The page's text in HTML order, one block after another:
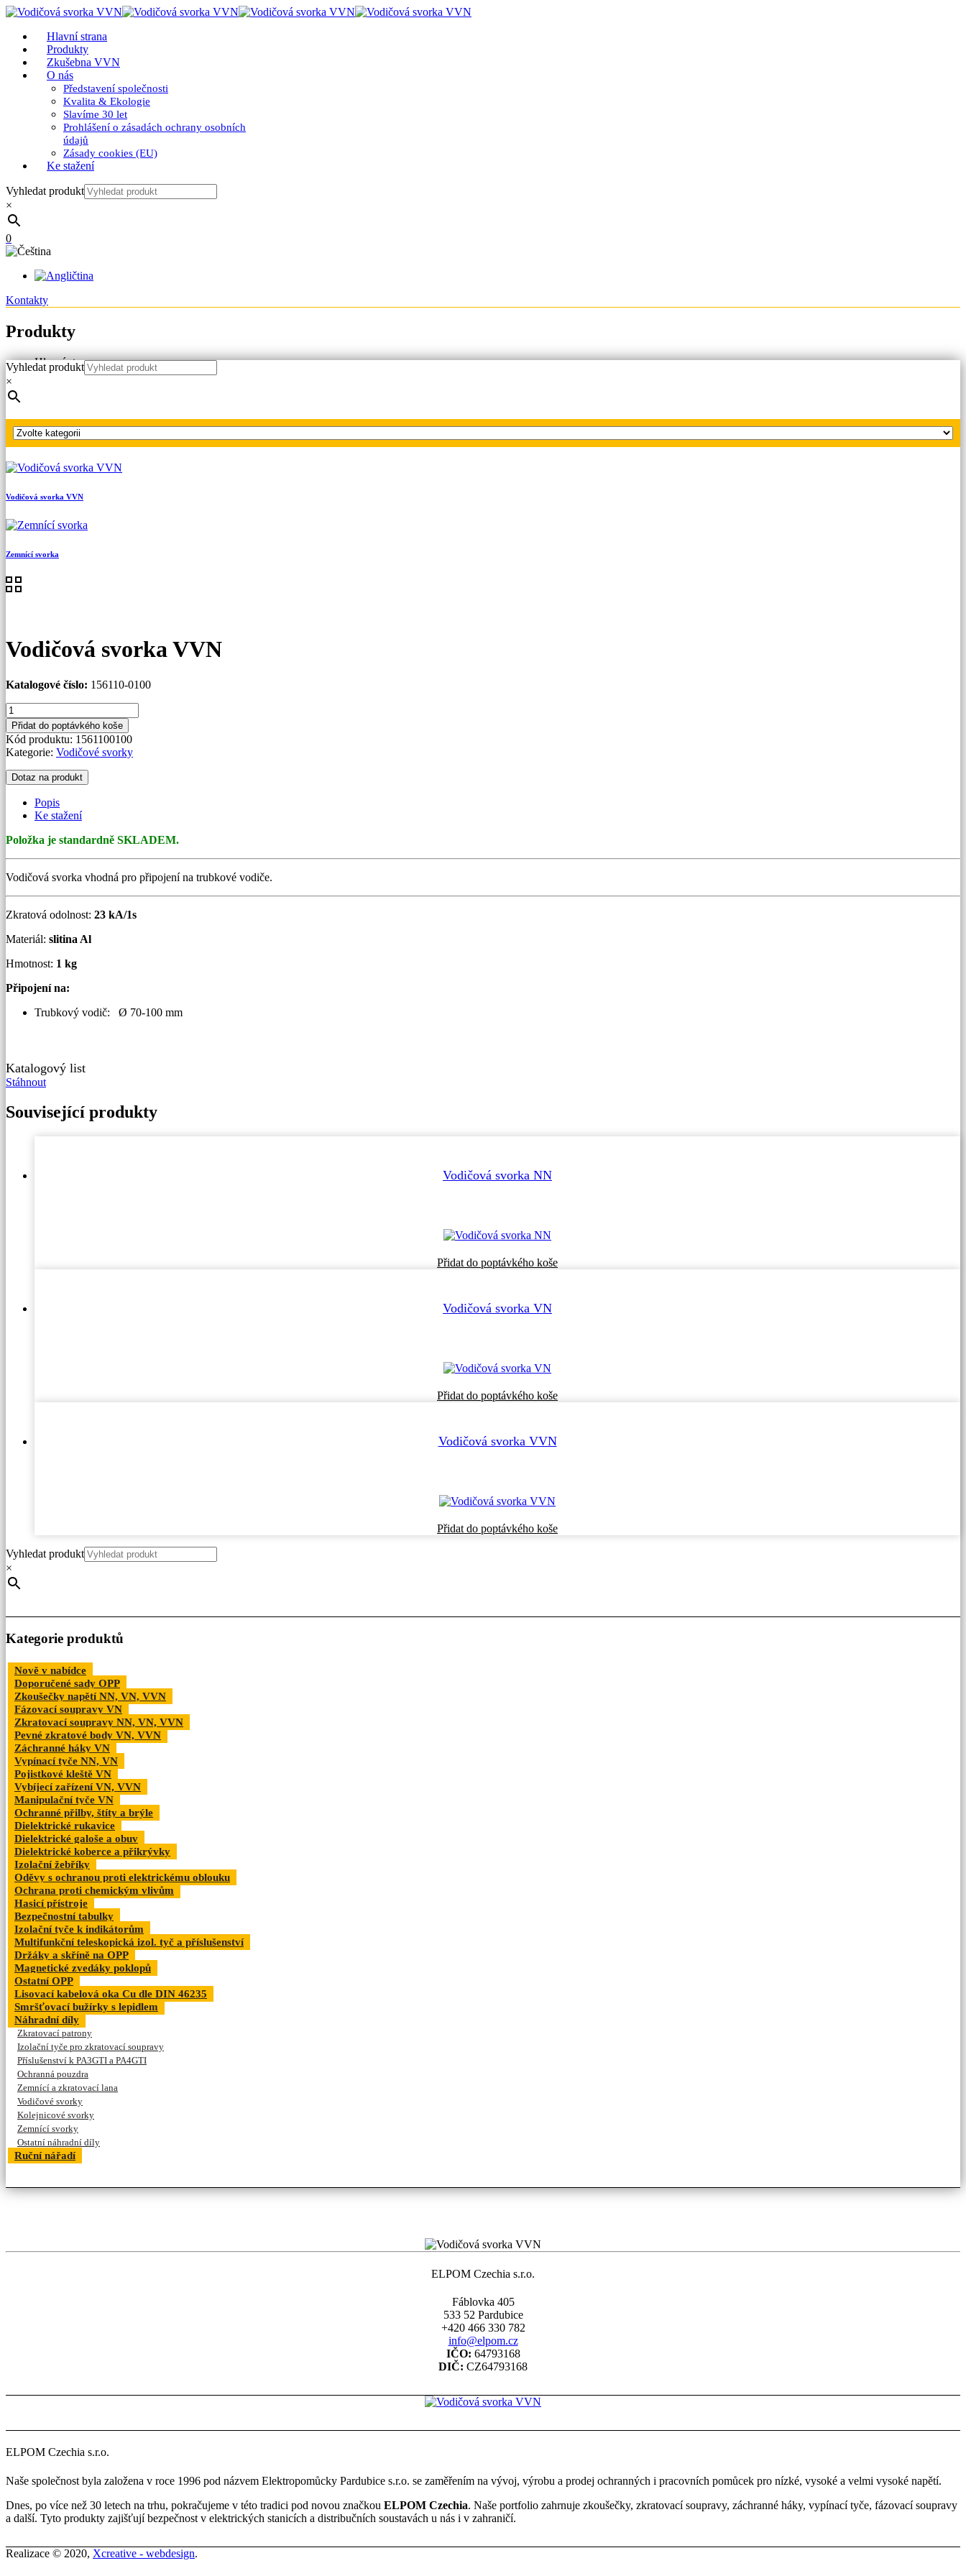
Hlavní strana
Produkty
Zkušebna VVN
O nás
Představení společnosti
Kvalita & Ekologie
Slavíme 30 let
Prohlášení o zásadách ochrany osobních
údajů
Zásady cookies (EU)
Ke stažení
Vyhledat produkt
×
0
Kontakty
Produkty
Hlavní strana
Produkty
Vyhledat produkt
×
Vodičová svorka VVN
Zemnící svorka
Vodičová svorka VVN
Katalogové číslo: 156110-0100
Vodičová
svorka
VVN
množství
Přidat do poptávkého koše
Kód produktu: 1561100100
Kategorie: Vodičové svorky
Dotaz na produkt
Popis
Ke stažení
Položka je standardně SKLADEM.
Vodičová svorka vhodná pro připojení na trubkové vodiče.
Zkratová odolnost: 23 kA/1s
Materiál: slitina Al
Hmotnost: 1 kg
Připojení na:
Trubkový vodič: Ø 70-100 mm
Katalogový list
Stáhnout
Související produkty
Vodičová svorka NN
Přidat do poptávkého koše
Vodičová svorka VN
Přidat do poptávkého koše
Vodičová svorka VVN
Přidat do poptávkého koše
Vyhledat produkt
×
Kategorie produktů
Nově v nabídce
Doporučené sady OPP
Zkoušečky napětí NN, VN, VVN
Fázovací soupravy VN
Zkratovací soupravy NN, VN, VVN
Pevné zkratové body VN, VVN
Záchranné háky VN
Vypínací tyče NN, VN
Pojistkové kleště VN
Vybíjecí zařízení VN, VVN
Manipulační tyče VN
Ochranné přilby, štíty a brýle
Dielektrické rukavice
Dielektrické galoše a obuv
Dielektrické koberce a přikrývky
Izolační žebříky
Oděvy s ochranou proti elektrickému oblouku
Ochrana proti chemickým vlivům
Hasicí přístroje
Bezpečnostní tabulky
Izolační tyče k indikátorům
Multifunkční teleskopická izol. tyč a příslušenství
Držáky a skříně na OPP
Magnetické zvedáky poklopů
Ostatní OPP
Lisovací kabelová oka Cu dle DIN 46235
Smršťovací bužírky s lepidlem
Náhradní díly
Zkratovací patrony
Izolační tyče pro zkratovací soupravy
Příslušenství k PA3GTI a PA4GTI
Ochranná pouzdra
Zemnící a zkratovací lana
Vodičové svorky
Kolejnicové svorky
Zemnící svorky
Ostatní náhradní díly
Ruční nářadí
ELPOM Czechia s.r.o.
Fáblovka 405
533 52 Pardubice
+420 466 330 782
info@elpom.cz
IČO: 64793168
DIČ: CZ64793168
ELPOM Czechia s.r.o.
Naše společnost byla založena v roce 1996 pod názvem Elektropomůcky Pardubice s.r.o. se zaměřením na vývoj, výrobu a prodej ochranných i pracovních pomůcek pro nízké, vysoké a velmi vysoké napětí.
Dnes, po více než 30 letech na trhu, pokračujeme v této tradici pod novou značkou ELPOM Czechia. Naše portfolio zahrnuje zkoušečky, zkratovací soupravy, záchranné háky, vypínací tyče, fázovací soupravy
a další. Tyto produkty zajišťují bezpečnost v elektrických stanicích a distribučních soustavách u nás i v zahraničí.
Realizace © 2020, Xcreative - webdesign.